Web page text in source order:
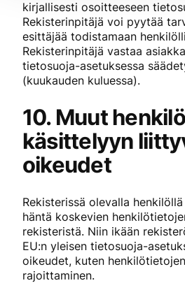
kirjallisesti osoitteeseen
Rekisterinpitäjä voi pyytää
esittäjää todistamaan
Rekisterinpitäjä vastaa
tietosuoja-asetuksessa
(kuukauden kuluessa).
10. Muut
käsittelyyn
oikeudet
Rekisterissä olevalla
häntä koskevien
rekisteristä. Niin ikään
EU:n yleisen tietosuoja-
oikeudet, kuten
rajoittaminen.